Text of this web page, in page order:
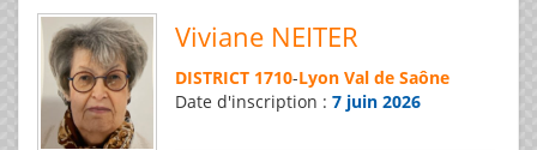
Viviane NEITER
DISTRICT 1710-Lyon Val de Saône
Date d'inscription : 7 juin 2026